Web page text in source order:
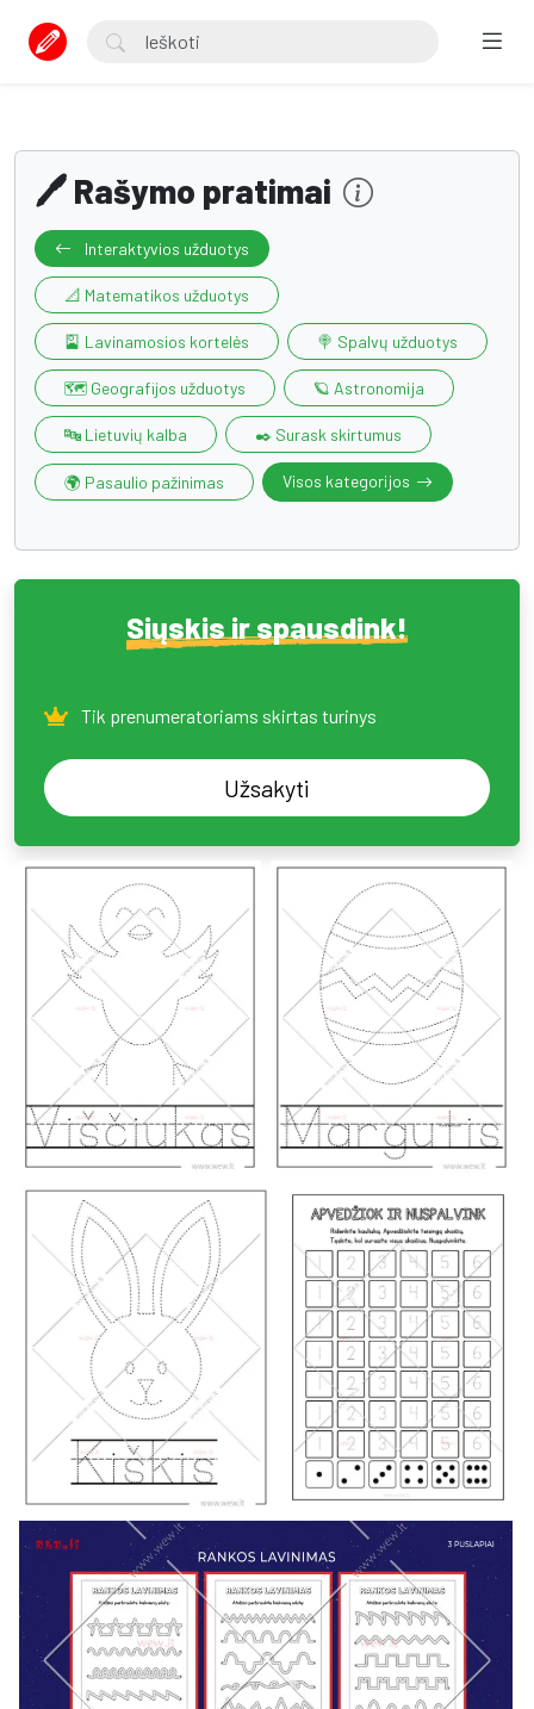
🖊️ Rašymo pratimai
Interaktyvios užduotys
📐 Matematikos užduotys
🎴 Lavinamosios kortelės 🍭 Spalvų užduotys
🗺️ Geografijos užduotys 🪐 Astronomija
🔤 Lietuvių kalba ✒️ Surask skirtumus
🌍 Pasaulio pažinimas Visos kategorijos
Siųskis ir spausdink!
Tik prenumeratoriams skirtas turinys
Užsakyti